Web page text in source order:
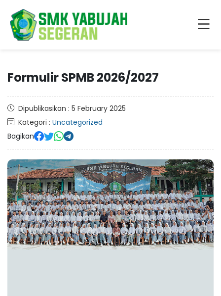
Formulir SPMB 2026/2027
Dipublikasikan : 5 February 2025
Kategori : Uncategorized
Bagikan